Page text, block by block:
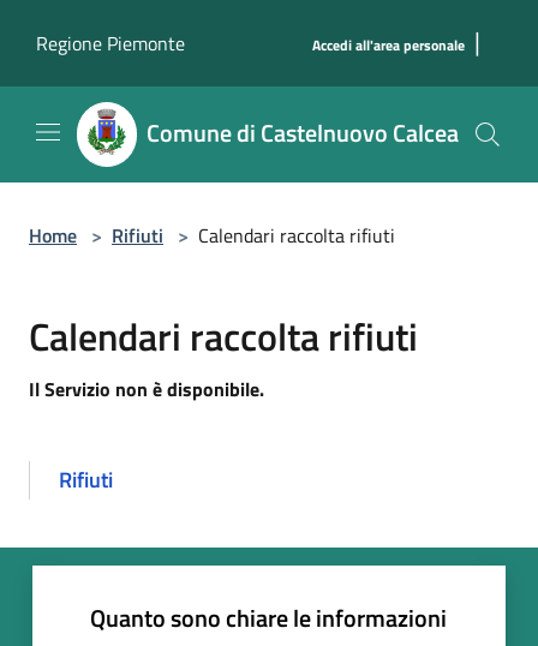
Regione Piemonte
Accedi all'area personale |
Comune di Castelnuovo Calcea
Home > Rifiuti > Calendari raccolta rifiuti
Calendari raccolta rifiuti
Il Servizio non è disponibile.
Rifiuti
Quanto sono chiare le informazioni